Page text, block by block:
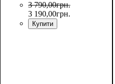
3 790,00грн.
3 190,00грн.
Купити